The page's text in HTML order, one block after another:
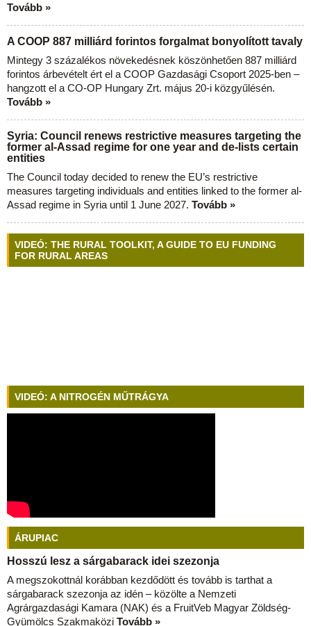
Tovább »
A COOP 887 milliárd forintos forgalmat bonyolított tavaly
Mintegy 3 százalékos növekedésnek köszönhetően 887 milliárd
forintos árbevételt ért el a COOP Gazdasági Csoport 2025-ben –
hangzott el a CO-OP Hungary Zrt. május 20-i közgyűlésén.
Tovább »
Syria: Council renews restrictive measures targeting the
former al-Assad regime for one year and de-lists certain
entities
The Council today decided to renew the EU’s restrictive
measures targeting individuals and entities linked to the former al-
Assad regime in Syria until 1 June 2027. Tovább »
VIDEÓ: THE RURAL TOOLKIT, A GUIDE TO EU FUNDING
FOR RURAL AREAS
VIDEÓ: A NITROGÉN MŰTRÁGYA
ÁRUPIAC
Hosszú lesz a sárgabarack idei szezonja
A megszokottnál korábban kezdődött és tovább is tarthat a
sárgabarack szezonja az idén – közölte a Nemzeti
Agrárgazdasági Kamara (NAK) és a FruitVeb Magyar Zöldség-
Gyümölcs Szakmaközi Tovább »